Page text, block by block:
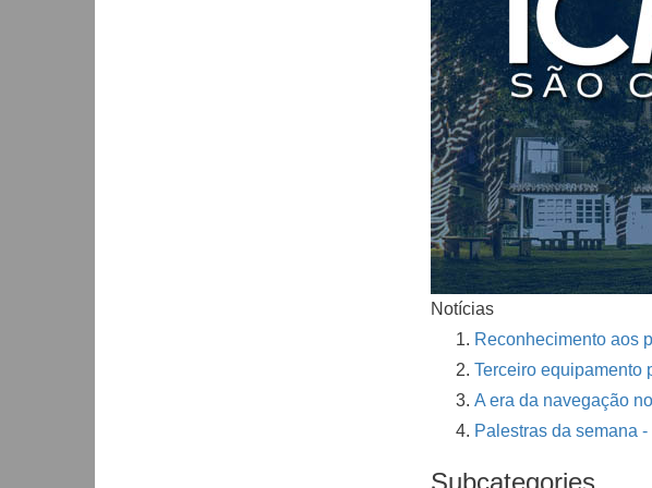
Notícias
Reconhecimento aos
Terceiro equipamento
A era da navegação
Palestras da semana
Subcategories